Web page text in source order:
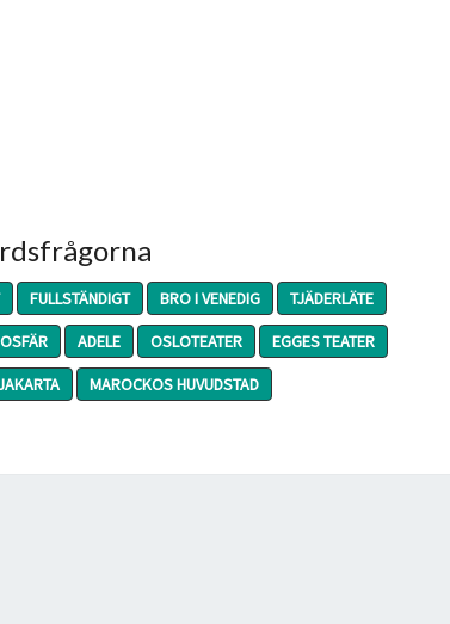
FULLSTÄNDIGT BRO I VENEDIG
TJÄDERLÄTE
ADELE OSLOTEATER
EGGES TEATER
MAROCKOS HUVUDSTAD